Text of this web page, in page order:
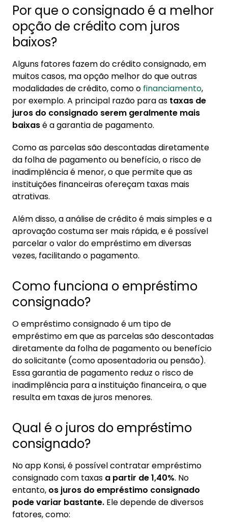
Por que o consignado é a melhor
opção de crédito com juros
baixos?
Alguns fatores fazem do crédito consignado, em
muitos casos, ma opção melhor do que outras
modalidades de crédito, como o financiamento,
por exemplo. A principal razão para as taxas de
juros do consignado serem geralmente mais
baixasé a garantia de pagamento.
Como as parcelas são descontadas diretamente
da folha de pagamento ou benefício, o risco de
inadimplência é menor, o que permite que as
instituições financeiras ofereçam taxas mais
atrativas.
Além disso, a análise de crédito é mais simples e a
aprovação costuma ser mais rápida, e é possível
parcelar o valor do empréstimo em diversas
vezes, facilitando o pagamento.
Como funciona o empréstimo
consignado?
O empréstimo consignado é um tipo de
empréstimo em que as parcelas são descontadas
diretamente da folha de pagamento ou benefício
do solicitante (como aposentadoria ou pensão).
Essa garantia de pagamento reduz o risco de
inadimplência para a instituição financeira, o que
resulta em taxas de juros menores.
Qual é o juros do empréstimo
consignado?
No app Konsi, é possível contratar empréstimo
consignado com taxas a partir de 1,40%. No
entanto, os juros do empréstimo consignado
pode variar bastante. Ele depende de diversos
fatores, como: